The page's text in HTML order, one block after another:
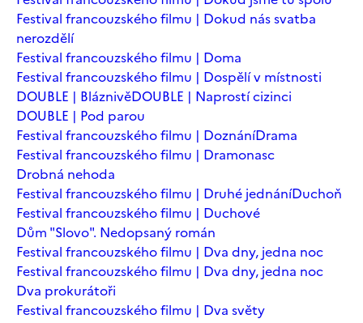
Festival francouzského filmu | Dokud nás svatba
nerozdělí
Festival francouzského filmu | Doma
Festival francouzského filmu | Dospělí v místnosti
DOUBLE | BláznivěDOUBLE | Naprostí cizinci
DOUBLE | Pod parou
Festival francouzského filmu | DoznáníDrama
Festival francouzského filmu | Dramonasc
Drobná nehoda
Festival francouzského filmu | Druhé jednáníDuchoň
Festival francouzského filmu | Duchové
Dům "Slovo". Nedopsaný román
Festival francouzského filmu | Dva dny, jedna noc
Festival francouzského filmu | Dva dny, jedna noc
Dva prokurátoři
Festival francouzského filmu | Dva světy